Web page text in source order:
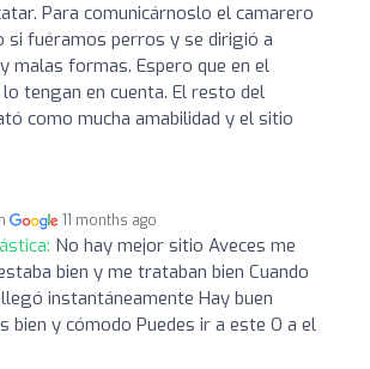
Para comunicárnoslo el camarero
si fuéramos perros y se dirigió a
malas formas. Espero que en el
tengan en cuenta. El resto del
como mucha amabilidad y el sitio
11 months ago
No hay mejor sitio Aveces me
bien y me trataban bien Cuando
instantáneamente Hay buen
bien y cómodo Puedes ir a este O a el